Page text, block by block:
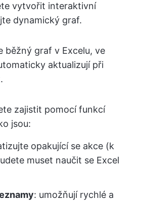
vytvořit interaktivní
dynamický graf.
běžný graf v Excelu, ve
aktualizují při
zajistit pomocí funkcí
jsou:
opakující se akce (k
muset naučit se Excel
: umožňují rychlé a